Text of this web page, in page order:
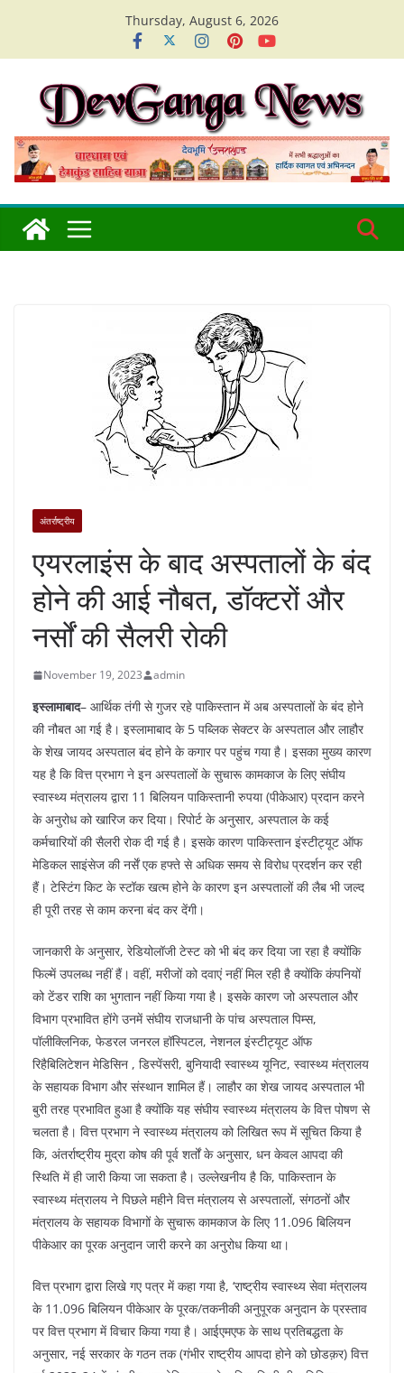
content
Thursday, August 6, 2026
अंतर्राष्ट्रीय
एयरलाइंस के बाद अस्पतालों के बंद
होने की आई नौबत, डॉक्टरों और
नर्सों की सैलरी रोकी
November 19, 2023 admin
इस्लामाबाद– आर्थिक तंगी से गुजर रहे पाकिस्तान में अब अस्पतालों के बंद होने
की नौबत आ गई है। इस्लामाबाद के 5 पब्लिक सेक्टर के अस्पताल और लाहौर
के शेख जायद अस्पताल बंद होने के कगार पर पहुंच गया है। इसका मुख्य कारण
यह है कि वित्त प्रभाग ने इन अस्पतालों के सुचारू कामकाज के लिए संघीय
स्वास्थ्य मंत्रालय द्वारा 11 बिलियन पाकिस्तानी रुपया (पीकेआर) प्रदान करने
के अनुरोध को खारिज कर दिया। रिपोर्ट के अनुसार, अस्पताल के कई
कर्मचारियों की सैलरी रोक दी गई है। इसके कारण पाकिस्तान इंस्टीट्यूट ऑफ
मेडिकल साइंसेज की नर्सें एक हफ्ते से अधिक समय से विरोध प्रदर्शन कर रही
हैं। टेस्टिंग किट के स्टॉक खत्म होने के कारण इन अस्पतालों की लैब भी जल्द
ही पूरी तरह से काम करना बंद कर देंगी।
जानकारी के अनुसार, रेडियोलॉजी टेस्ट को भी बंद कर दिया जा रहा है क्योंकि
फिल्में उपलब्ध नहीं हैं। वहीं, मरीजों को दवाएं नहीं मिल रही है क्योंकि कंपनियों
को टेंडर राशि का भुगतान नहीं किया गया है। इसके कारण जो अस्पताल और
विभाग प्रभावित होंगे उनमें संघीय राजधानी के पांच अस्पताल पिम्स,
पॉलीक्लिनिक, फेडरल जनरल हॉस्पिटल, नेशनल इंस्टीट्यूट ऑफ
रिहैबिलिटेशन मेडिसिन , डिस्पेंसरी, बुनियादी स्वास्थ्य यूनिट, स्वास्थ्य मंत्रालय
के सहायक विभाग और संस्थान शामिल हैं। लाहौर का शेख जायद अस्पताल भी
बुरी तरह प्रभावित हुआ है क्योंकि यह संघीय स्वास्थ्य मंत्रालय के वित्त पोषण से
चलता है। वित्त प्रभाग ने स्वास्थ्य मंत्रालय को लिखित रूप में सूचित किया है
कि, अंतर्राष्ट्रीय मुद्रा कोष की पूर्व शर्तों के अनुसार, धन केवल आपदा की
स्थिति में ही जारी किया जा सकता है। उल्लेखनीय है कि, पाकिस्तान के
स्वास्थ्य मंत्रालय ने पिछले महीने वित्त मंत्रालय से अस्पतालों, संगठनों और
मंत्रालय के सहायक विभागों के सुचारू कामकाज के लिए 11.096 बिलियन
पीकेआर का पूरक अनुदान जारी करने का अनुरोध किया था।
वित्त प्रभाग द्वारा लिखे गए पत्र में कहा गया है, ‘राष्ट्रीय स्वास्थ्य सेवा मंत्रालय
के 11.096 बिलियन पीकेआर के पूरक/तकनीकी अनुपूरक अनुदान के प्रस्ताव
पर वित्त प्रभाग में विचार किया गया है। आईएमएफ के साथ प्रतिबद्धता के
अनुसार, नई सरकार के गठन तक (गंभीर राष्ट्रीय आपदा होने को छोडक़र) वित्त